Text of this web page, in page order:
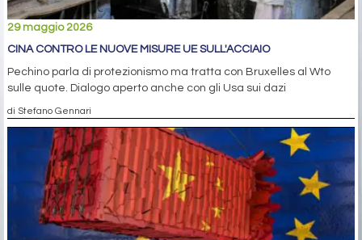
29 maggio 2026
CINA CONTRO LE NUOVE MISURE UE SULL'ACCIAIO
Pechino parla di protezionismo ma tratta con Bruxelles al Wto
sulle quote. Dialogo aperto anche con gli Usa sui dazi
di Stefano Gennari